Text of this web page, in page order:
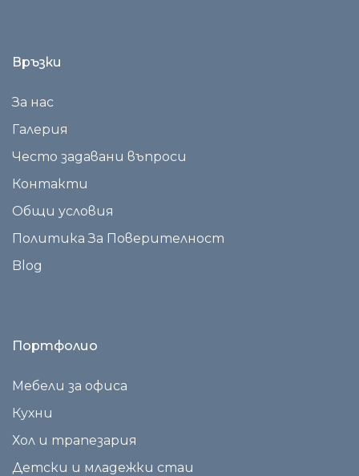
Връзки
За нас
Галерия
Често задавани въпроси
Контакти
Общи условия
Политика За Поверителност
Blog
Портфолио
Мебели за офиса
Кухни
Хол и трапезария
Детски и младежки стаи